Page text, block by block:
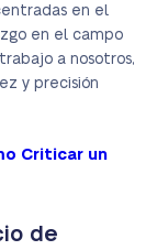
en el
en el campo
a nosotros,
y precisión
Criticar un
de